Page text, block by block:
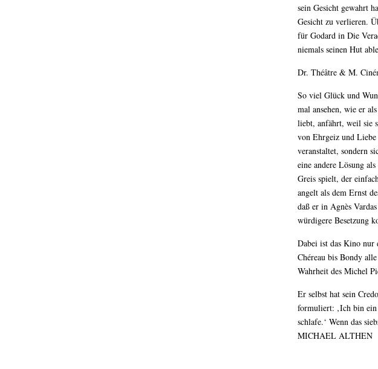
sein Gesicht gewahrt
Gesicht zu verlieren.
für Godard in Die
niemals seinen Hut
Dr. Théâtre & M.
So viel Glück und
mal ansehen, wie er
liebt, anfährt, weil sie
von Ehrgeiz und
veranstaltet, sondern
eine andere Lösung
Greis spielt, der
angelt als dem Ernst
daß er in Agnès
würdigere Besetzung
Dabei ist das Kino nur
Chéreau bis Bondy
Wahrheit des Michel
Er selbst hat sein
formuliert: ‚Ich bin
schlafe.‘ Wenn das
MICHAEL ALTHEN